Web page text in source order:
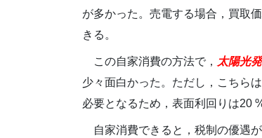
が多かった。売電する場合，買取
きる。
この自家消費の方法で， 太陽光
少々面白かった。ただし，こちら
必要となるため，表面利回りは20
自家消費できると，税制の優遇